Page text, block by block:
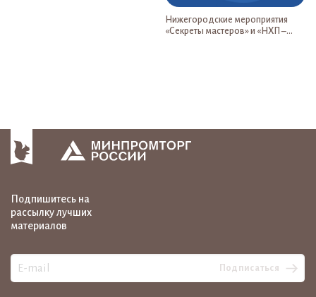
Нижегородские мероприятия
«Секреты мастеров» и «НХП –
Подпишитесь на
рассылку лучших
материалов
Подписаться